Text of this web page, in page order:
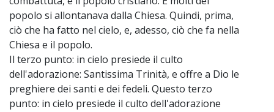
popolo si allontanava dalla Chiesa. Quindi, prima,
ciò che ha fatto nel cielo, e, adesso, ciò che fa nella
Chiesa e il popolo.
Il terzo punto: in cielo presiede il culto
dell'adorazione: Santissima Trinità, e offre a Dio le
preghiere dei santi e dei fedeli. Questo terzo
punto: in cielo presiede il culto dell'adorazione